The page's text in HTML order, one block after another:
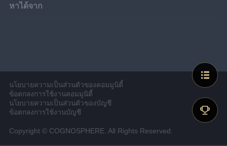
หาได้จาก
นโยบายความเป็นส่วนตัวของคอมมูนิตี้
ข้อตกลงการใช้งานคอมมูนิตี้
นโยบายความเป็นส่วนตัวของบัญชี
ข้อตกลงการใช้งานบัญชี
Copyright © COGNOSPHERE. All Rights Reserved.